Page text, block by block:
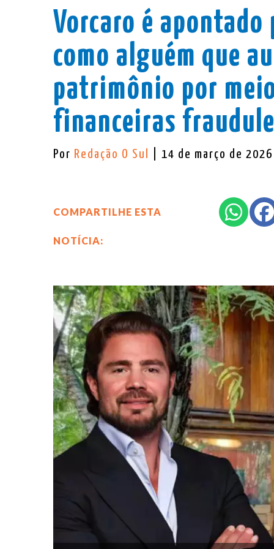
Vorcaro é apontado
como alguém que
patrimônio por
financeiras
Por Redação O Sul | 14 de março de 2026
COMPARTILHE ESTA
NOTÍCIA: